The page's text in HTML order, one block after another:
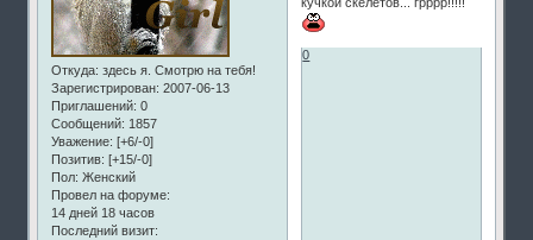
Откуда: здесь я. Смотрю на тебя!
Зарегистрирован: 2007-06-13
Приглашений: 0
Сообщений: 1857
Уважение: [+6/-0]
Позитив: [+15/-0]
Пол: Женский
Провел на форуме:
14 дней 18 часов
Последний визит:
0